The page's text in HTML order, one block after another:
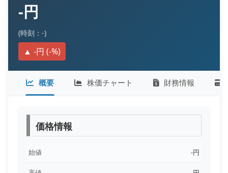
-円
(時刻：-)
▲ -円 (-%)
概要 株価チャート 財務情報
価格情報
始値 -円